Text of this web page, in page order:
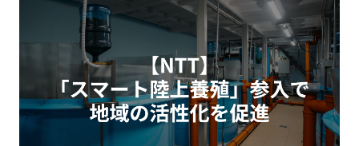
ビッグデータ
スマート漁業